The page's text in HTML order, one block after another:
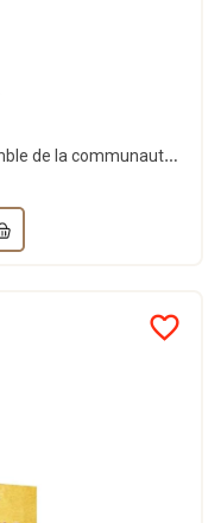
Les leçons importantes pour l’ensemble de la communauté (Bilingue)- اَلدُّرُوسُ الْمُهِمَّةُ...
favorite_border